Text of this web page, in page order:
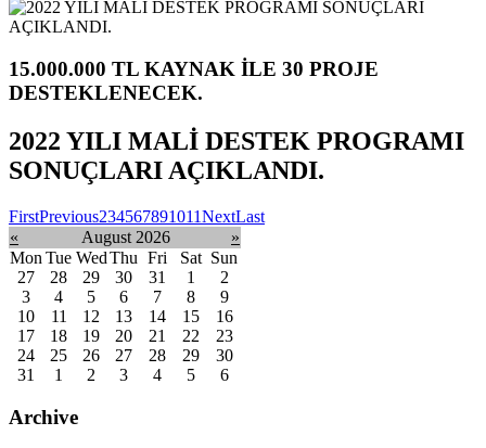
15.000.000 TL KAYNAK İLE 30 PROJE
DESTEKLENECEK.
2022 YILI MALİ DESTEK PROGRAMI
SONUÇLARI AÇIKLANDI.
FirstPrevious234567891011NextLast
«
August 2026
»
Mon Tue WedThu Fri Sat Sun
27
28 29 30 31 1
2
3
4 5 6 7 8
9
10
11 12 13 14 15
16
17
18 19 20 21 22
23
24
25 26 27 28 29
30
31
1 2 3 4 5 6
Archive